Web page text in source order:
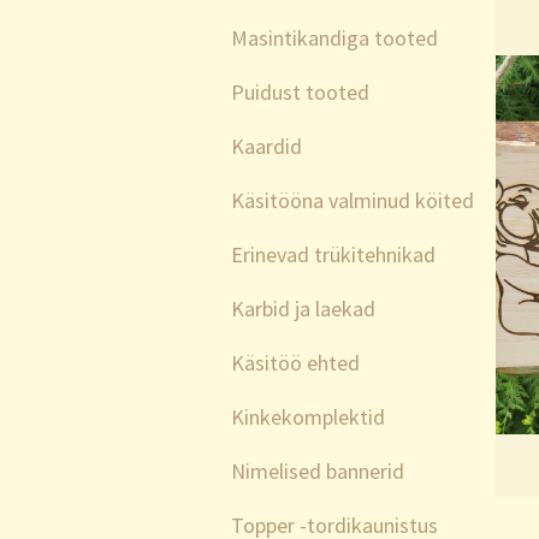
Masintikandiga tooted
Puidust tooted
Kaardid
Käsitööna valminud köited
Erinevad trükitehnikad
Karbid ja laekad
Käsitöö ehted
Kinkekomplektid
Nimelised bannerid
Topper -tordikaunistus